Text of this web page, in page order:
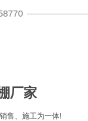
厂家
售、施工为一体!